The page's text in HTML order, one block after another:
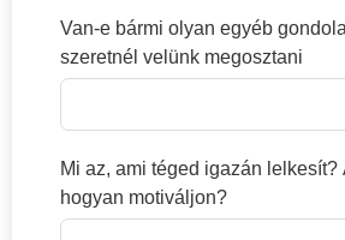
Van-e bármi olyan egyéb
szeretnél velünk megosztani
Mi az, ami téged igazán lelkesít?
hogyan motiváljon?